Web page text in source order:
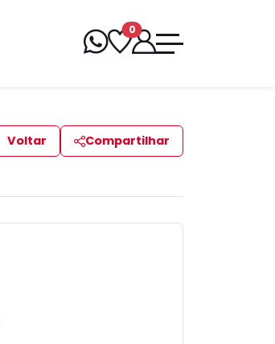
0
Voltar Compartilhar